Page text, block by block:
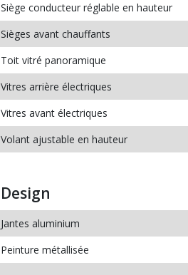
Siège conducteur réglable en hauteur
Sièges avant chauffants
Toit vitré panoramique
Vitres arrière électriques
Vitres avant électriques
Volant ajustable en hauteur
Design
Jantes aluminium
Peinture métallisée